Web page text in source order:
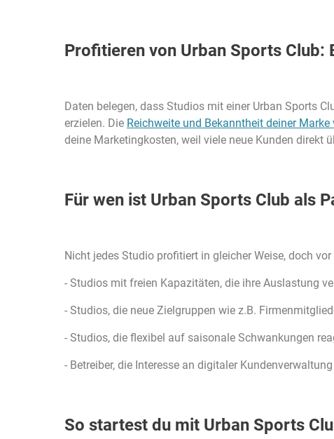
Profitieren von Urban Sports Club:
Daten belegen, dass Studios mit einer Urban Sports
erzielen. Die Reichweite und Bekanntheit deiner Marke
deine Marketingkosten, weil viele neue Kunden direkt
Für wen ist Urban Sports Club als
Nicht jedes Studio profitiert in gleicher Weise, doch
- Studios mit freien Kapazitäten, die ihre Auslastung
- Studios, die neue Zielgruppen wie z.B.
- Studios, die flexibel auf saisonale Schwankungen
- Betreiber, die Interesse an digitaler
So startest du mit Urban Sports